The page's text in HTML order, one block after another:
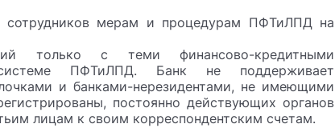
сотрудников мерам и процедурам ПФТиЛПД на
только с теми финансово-кредитными
ПФТиЛПД. Банк не поддерживает
и банками-нерезидентами, не имеющими
постоянно действующих органов
лицам к своим корреспондентским счетам.